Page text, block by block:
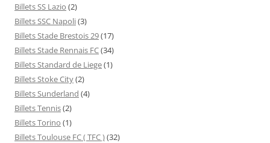
Billets SS Lazio (2)
Billets SSC Napoli(3)
Billets Stade Brestois 29(17)
Billets Stade Rennais FC(34)
Billets Standard de Liege(1)
Billets Stoke City(2)
Billets Sunderland (4)
Billets Tennis(2)
Billets Torino (1)
Billets Toulouse FC ( TFC )(32)